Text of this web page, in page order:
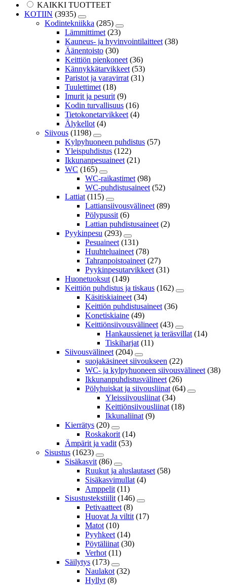
KAIKKI TUOTTEET
KOTIIN (3935)
Kodintekniikka (285)
Lämmittimet (23)
Kauneus- ja hyvinvointilaitteet (38)
Äänentoisto (30)
Keittiön pienkoneet (36)
Kännykkätarvikkeet (53)
Paristot ja varavirrat (31)
Tuulettimet (18)
Imurit ja pesurit (9)
Kodin turvallisuus (16)
Tietokonetarvikkeet (4)
Älykellot (4)
Siivous (1198)
Kylpyhuoneen puhdistus (57)
Yleispuhdistus (122)
Ikkunanpesuaineet (21)
WC (165)
WC-raikastimet (98)
WC-puhdistusaineet (52)
Lattiat (115)
Lattiansiivousvälineet (89)
Pölypussit (6)
Lattian puhdistusaineet (2)
Pyykinpesu (293)
Pesuaineet (131)
Huuhteluaineet (78)
Tahranpoistoaineet (27)
Pyykinpesutarvikkeet (31)
Huonetuoksut (149)
Keittiön puhdistus ja tiskaus (162)
Käsitiskiaineet (34)
Keittiön puhdistusaineet (36)
Konetiskiaine (49)
Keittiönsiivousvälineet (43)
Hankaussienet ja teräsvillat (14)
Tiskiharjat (11)
Siivousvälineet (204)
suojakäsineet siivoukseen (22)
WC- ja kylpyhuoneen siivousvälineet (38)
Ikkunanpuhdistusvälineet (26)
Pölyhuiskat ja siivousliinat (64)
Yleissiivousliinat (34)
Keittiönsiivousliinat (18)
Ikkunaliinat (9)
Kierrätys (20)
Roskakorit (14)
Ämpärit ja vadit (53)
Sisustus (1623)
Sisäkasvit (86)
Ruukut ja aluslautaset (58)
Sisäkasvimullat (4)
Amppelit (11)
Sisustustekstiilit (146)
Petivaatteet (8)
Huovat Ja viltit (17)
Matot (10)
Pyyhkeet (14)
Pöytäliinat (30)
Verhot (11)
Säilytys (173)
Naulakot (32)
Hyllyt (8)